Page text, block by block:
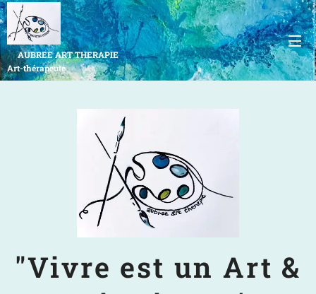
AUBREE ART THERAPIE
Art-thérapeute
Rennes et ses Alentours
"Vivre est un Art &